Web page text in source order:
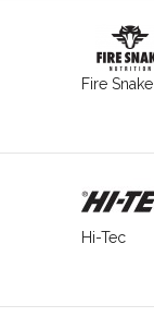
Fire Snake
Hi-Tec